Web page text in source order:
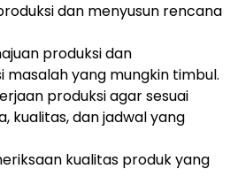
dan menyusun rencana
produksi dan
masalah yang mungkin timbul.
produksi agar sesuai
kualitas, dan jadwal yang
kualitas produk yang